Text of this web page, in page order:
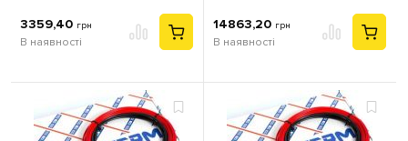
3359,40 грн
В наявності
14863,20 грн
В наявності